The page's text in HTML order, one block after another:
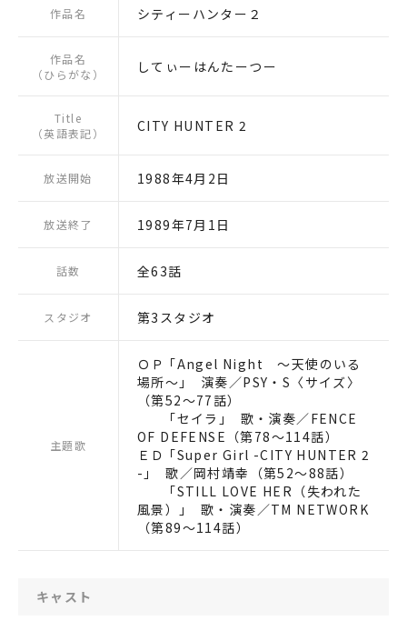
作品名 シティーハンター２
作品名
（ひらがな）
してぃーはんたーつー
Title
（英語表記）
CITY HUNTER 2
放送開始 1988年4月2日
放送終了 1989年7月1日
話数 全63話
スタジオ 第3スタジオ
主題歌
ＯＰ ｢Angel Night 〜天使のいる
場所〜｣ 演奏／PSY・S〈サイズ〉
（第52〜77話）
｢セイラ｣ 歌・演奏／FENCE
OF DEFENSE（第78〜114話）
ＥＤ ｢Super Girl -CITY HUNTER 2
-｣ 歌／岡村靖幸（第52〜88話）
｢STILL LOVE HER（失われた
風景）｣ 歌・演奏／TM NETWORK
（第89〜114話）
キャスト